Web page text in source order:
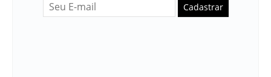
Cadastrar